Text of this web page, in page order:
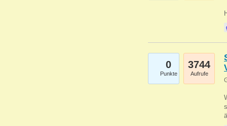
0
Punkte
3744
Aufrufe